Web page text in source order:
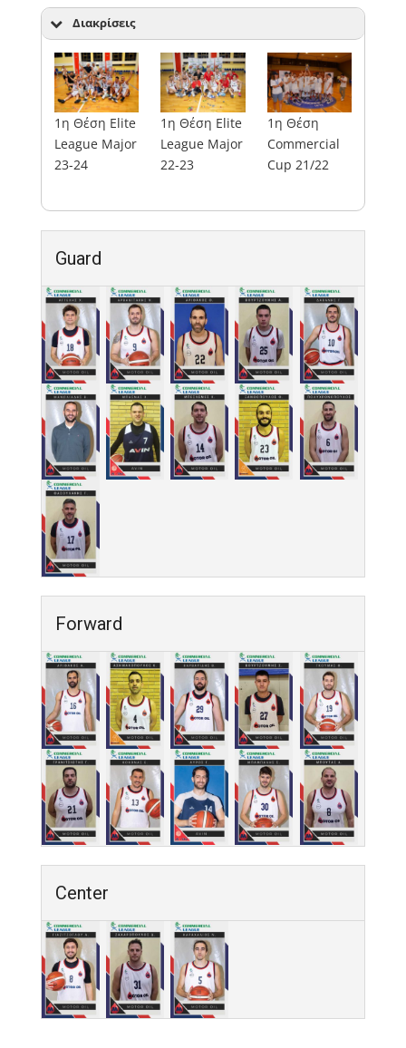
Διακρίσεις
1η Θέση Elite
League Major
23-24
1η Θέση Elite
League Major
22-23
1η Θέση
Commercial
Cup 21/22
Guard
Forward
Center